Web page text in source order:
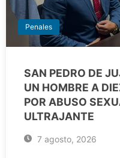
Penales
SAN PEDRO DE
UN HOMBRE A
POR ABUSO
ULTRAJANTE
7 agosto, 2026